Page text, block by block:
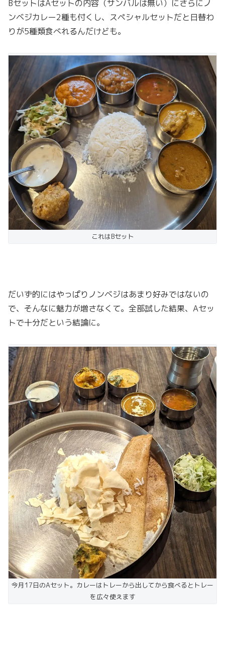
BセットはAセットの内容（サンバルは無い）にさらにノ
ンベジカレー2種も付くし、スペシャルセットだと日替わ
りが5種類食べれるんだけども。
これはBセット
だいず的にはやっぱりノンベジはあまり好みではないの
で、そんなに魅力が増さなくて。全部試した結果、Aセッ
トで十分だという結論に。
今月17日のAセット。カレーはトレーから出してから食べるとトレー
を広々使えます